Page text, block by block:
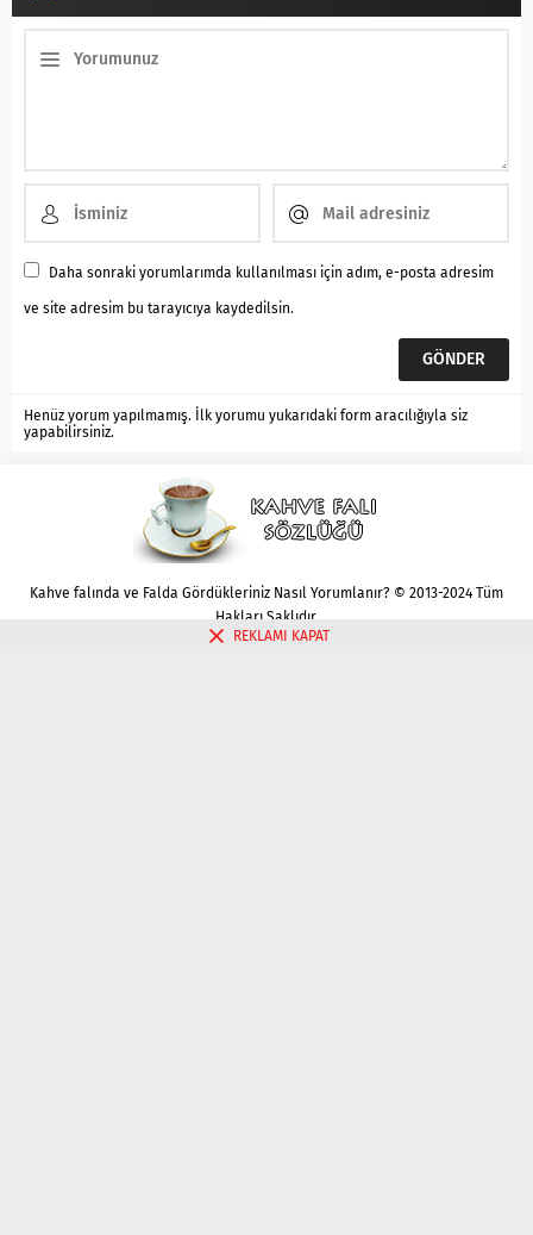
Daha sonraki yorumlarımda kullanılması için adım, e-posta adresim
ve site adresim bu tarayıcıya kaydedilsin.
Henüz yorum yapılmamış. İlk yorumu yukarıdaki form aracılığıyla siz
yapabilirsiniz.
Kahve falında ve Falda Gördükleriniz Nasıl Yorumlanır? © 2013-2024 Tüm
Hakları Saklıdır.
REKLAMI KAPAT